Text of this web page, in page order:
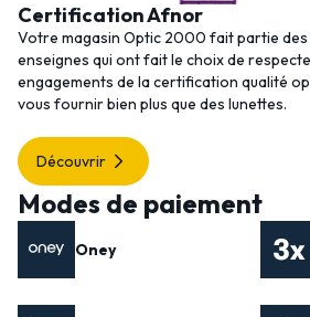
Certification Afnor
Votre magasin Optic 2000 fait partie
enseignes qui ont fait le choix de
engagements de la certification qualité
vous fournir bien plus que des lunettes.
Découvrir
Modes de paiement
Oney